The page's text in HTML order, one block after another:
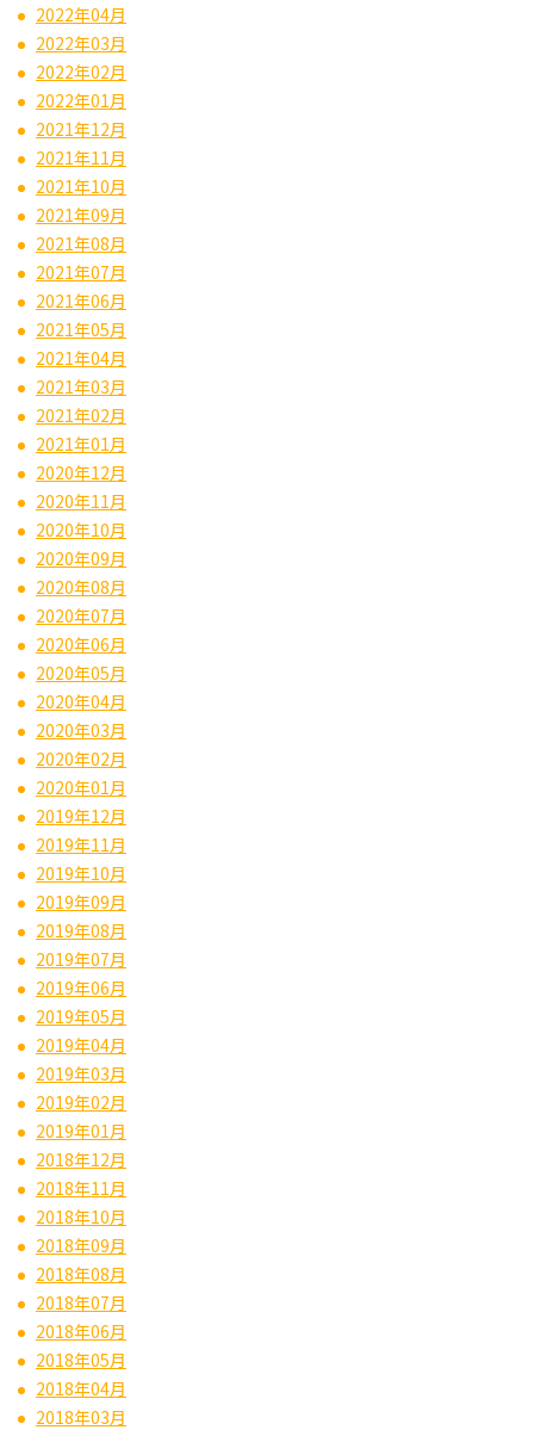
2022年04月
2022年03月
2022年02月
2022年01月
2021年12月
2021年11月
2021年10月
2021年09月
2021年08月
2021年07月
2021年06月
2021年05月
2021年04月
2021年03月
2021年02月
2021年01月
2020年12月
2020年11月
2020年10月
2020年09月
2020年08月
2020年07月
2020年06月
2020年05月
2020年04月
2020年03月
2020年02月
2020年01月
2019年12月
2019年11月
2019年10月
2019年09月
2019年08月
2019年07月
2019年06月
2019年05月
2019年04月
2019年03月
2019年02月
2019年01月
2018年12月
2018年11月
2018年10月
2018年09月
2018年08月
2018年07月
2018年06月
2018年05月
2018年04月
2018年03月